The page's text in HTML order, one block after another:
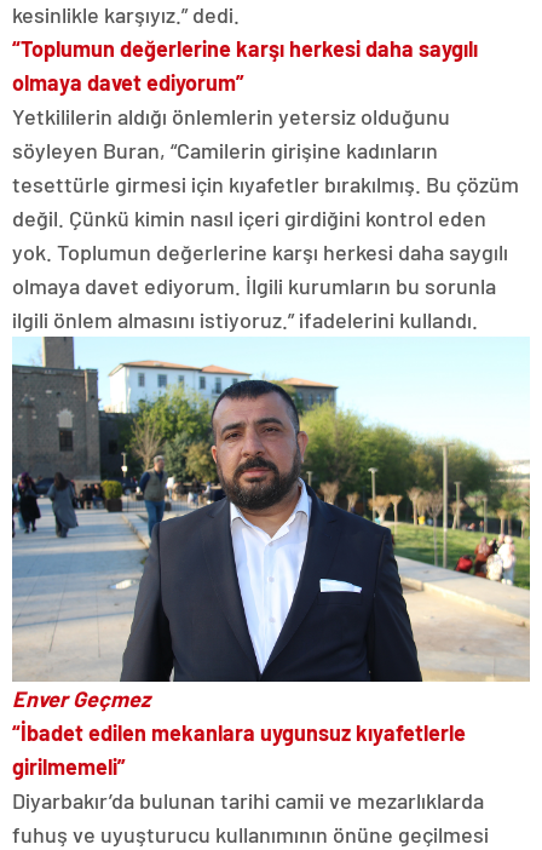
kesinlikle karşıyız.” dedi.
“Toplumun değerlerine karşı herkesi daha saygılı
olmaya davet ediyorum”
Yetkililerin aldığı önlemlerin yetersiz olduğunu
söyleyen Buran, “Camilerin girişine kadınların
tesettürle girmesi için kıyafetler bırakılmış. Bu çözüm
değil. Çünkü kimin nasıl içeri girdiğini kontrol eden
yok. Toplumun değerlerine karşı herkesi daha saygılı
olmaya davet ediyorum. İlgili kurumların bu sorunla
ilgili önlem almasını istiyoruz.” ifadelerini kullandı.
Enver Geçmez
“İbadet edilen mekanlara uygunsuz kıyafetlerle
girilmemeli”
Diyarbakır’da bulunan tarihi camii ve mezarlıklarda
fuhuş ve uyuşturucu kullanımının önüne geçilmesi